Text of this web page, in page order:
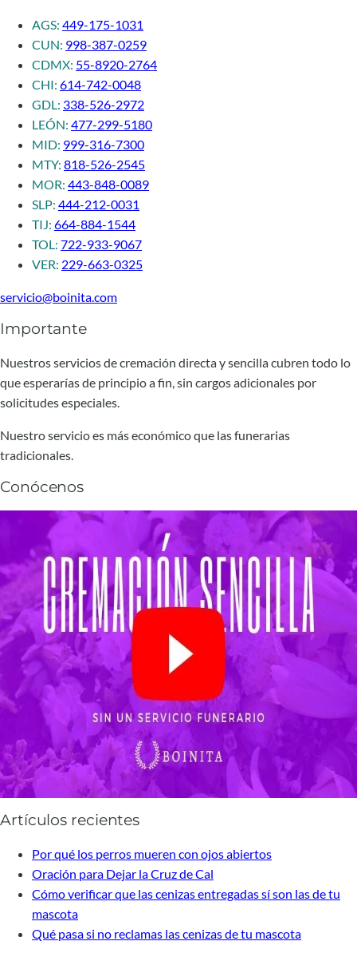
AGS: 449-175-1031
CUN: 998-387-0259
CDMX: 55-8920-2764
CHI: 614-742-0048
GDL: 338-526-2972
LEÓN: 477-299-5180
MID: 999-316-7300
MTY: 818-526-2545
MOR: 443-848-0089
SLP: 444-212-0031
TIJ: 664-884-1544
TOL: 722-933-9067
VER: 229-663-0325
servicio@boinita.com
Importante
Nuestros servicios de cremación directa y sencilla cubren todo lo
que esperarías de principio a fin, sin cargos adicionales por
solicitudes especiales.
Nuestro servicio es más económico que las funerarias
tradicionales.
Conócenos
Artículos recientes
Por qué los perros mueren con ojos abiertos
Oración para Dejar la Cruz de Cal
Cómo verificar que las cenizas entregadas sí son las de tu
mascota
Qué pasa si no reclamas las cenizas de tu mascota